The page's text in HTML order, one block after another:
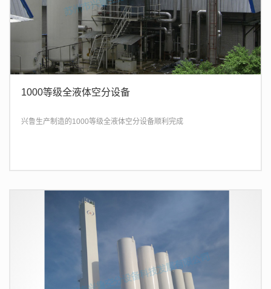
1000等级全液体空分设备
兴鲁生产制造的1000等级全液体空分设备顺利完成